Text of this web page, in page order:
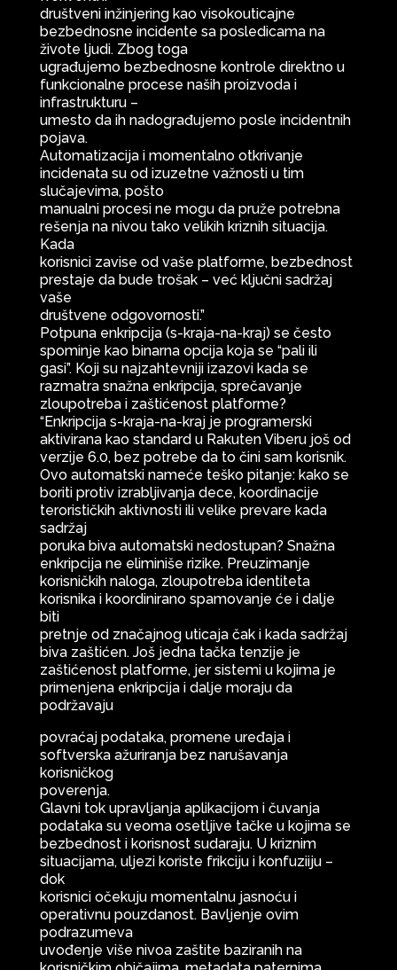
društveni inžinjering kao visokouticajne
bezbednosne incidente sa posledicama na
živote ljudi. Zbog toga
ugrađujemo bezbednosne kontrole direktno u
funkcionalne procese naših proizvoda i
infrastrukturu –
umesto da ih nadograđujemo posle incidentnih
pojava.
Automatizacija i momentalno otkrivanje
incidenata su od izuzetne važnosti u tim
slučajevima, pošto
manualni procesi ne mogu da pruže potrebna
rešenja na nivou tako velikih kriznih situacija.
Kada
korisnici zavise od vaše platforme, bezbednost
prestaje da bude trošak – već ključni sadržaj
vaše
društvene odgovornosti.”
Potpuna enkripcija (s-kraja-na-kraj) se često
spominje kao binarna opcija koja se “pali ili
gasi”. Koji su najzahtevniji izazovi kada se
razmatra snažna enkripcija, sprečavanje
zloupotreba i zaštićenost platforme?
“Enkripcija s-kraja-na-kraj je programerski
aktivirana kao standard u Rakuten Viberu još od
verzije 6.0, bez potrebe da to čini sam korisnik.
Ovo automatski nameće teško pitanje: kako se
boriti protiv izrabljivanja dece, koordinacije
terorističkih aktivnosti ili velike prevare kada
sadržaj
poruka biva automatski nedostupan? Snažna
enkripcija ne eliminiše rizike. Preuzimanje
korisničkih naloga, zloupotreba identiteta
korisnika i koordinirano spamovanje će i dalje
biti
pretnje od značajnog uticaja čak i kada sadržaj
biva zaštićen. Još jedna tačka tenzije je
zaštićenost platforme, jer sistemi u kojima je
primenjena enkripcija i dalje moraju da
podržavaju
povraćaj podataka, promene uređaja i
softverska ažuriranja bez narušavanja
korisničkog
poverenja.
Glavni tok upravljanja aplikacijom i čuvanja
podataka su veoma osetljive tačke u kojima se
bezbednost i korisnost sudaraju. U kriznim
situacijama, uljezi koriste frikciju i konfuziiju –
dok
korisnici očekuju momentalnu jasnoću i
operativnu pouzdanost. Bavljenje ovim
podrazumeva
uvođenje više nivoa zaštite baziranih na